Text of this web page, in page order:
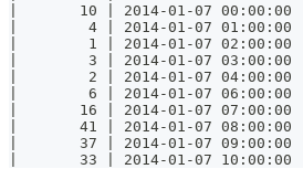
|       10 | 2014-01-07 00:00:00 |
|        4 | 2014-01-07 01:00:00 |
|        1 | 2014-01-07 02:00:00 |
|        3 | 2014-01-07 03:00:00 |
|        2 | 2014-01-07 04:00:00 |
|        6 | 2014-01-07 06:00:00 |
|       16 | 2014-01-07 07:00:00 |
|       41 | 2014-01-07 08:00:00 |
|       37 | 2014-01-07 09:00:00 |
|       33 | 2014-01-07 10:00:00 |